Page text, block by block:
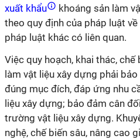
xuất khẩu
khoáng sản làm
theo quy định của pháp luật
pháp luật khác có liên quan.
Việc quy hoạch, khai thác,
làm vật liệu xây dựng phải
đúng mục đích, đáp ứng nhu
liệu xây dựng; bảo đảm cân
trường vật liệu xây dựng.
nghệ, chế biến sâu, nâng cao